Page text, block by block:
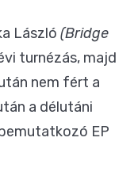
László (Bridge
turnézás, majd
nem fért a
a délutáni
EP